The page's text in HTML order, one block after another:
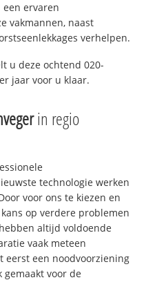
ervaren
vakmannen, naast
verhelpen.
u deze ochtend 020-
jaar voor u klaar.
in regio
technologie werken
voor ons te kiezen en
op verdere problemen
altijd voldoende
vaak meteen
eerst een noodvoorziening
voor de